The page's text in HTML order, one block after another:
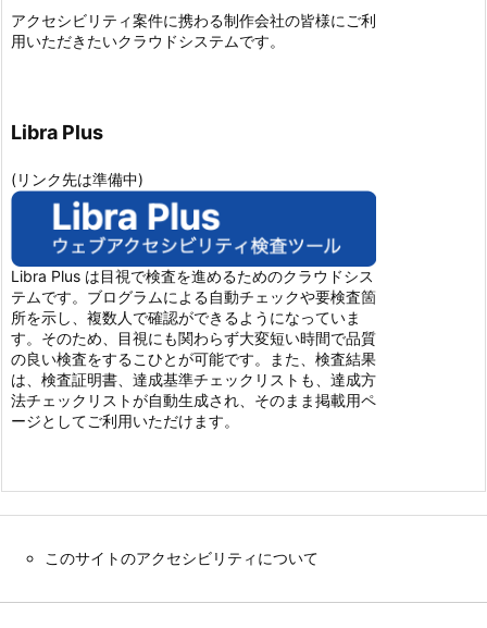
アクセシビリティ案件に携わる制作会社の皆様にご利
用いただきたいクラウドシステムです。
Libra Plus
(リンク先は準備中)
Libra Plus は目視で検査を進めるためのクラウドシス
テムです。ブログラムによる自動チェックや要検査箇
所を示し、複数人で確認ができるようになっていま
す。そのため、目視にも関わらず大変短い時間で品質
の良い検査をするこひとが可能です。また、検査結果
は、検査証明書、達成基準チェックリストも、達成方
法チェックリストが自動生成され、そのまま掲載用ペ
ージとしてご利用いただけます。
このサイトのアクセシビリティについて